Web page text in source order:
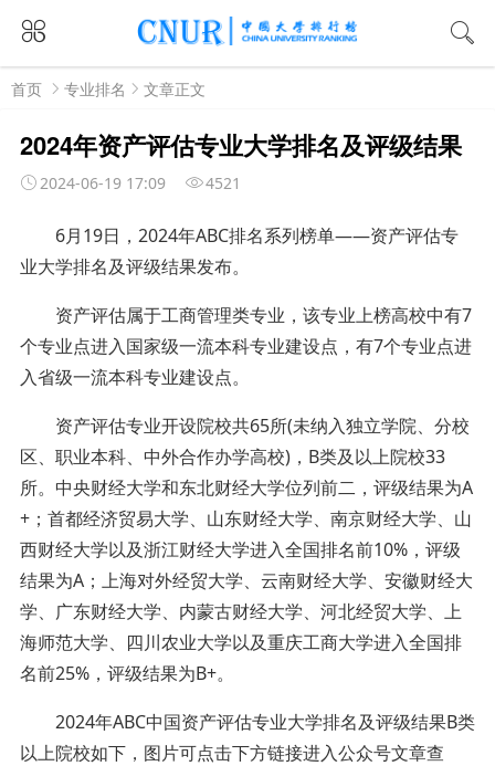
首页 专业排名 文章正文
2024年资产评估专业大学排名及评级结果
2024-06-19 17:09 4521
6月19日，2024年ABC排名系列榜单——资产评估专
业大学排名及评级结果发布。
资产评估属于工商管理类专业，该专业上榜高校中有7
个专业点进入国家级一流本科专业建设点，有7个专业点进
入省级一流本科专业建设点。
资产评估专业开设院校共65所(未纳入独立学院、分校
区、职业本科、中外合作办学高校)，B类及以上院校33
所。中央财经大学和东北财经大学位列前二，评级结果为A
+；首都经济贸易大学、山东财经大学、南京财经大学、山
西财经大学以及浙江财经大学进入全国排名前10%，评级
结果为A；上海对外经贸大学、云南财经大学、安徽财经大
学、广东财经大学、内蒙古财经大学、河北经贸大学、上
海师范大学、四川农业大学以及重庆工商大学进入全国排
名前25%，评级结果为B+。
2024年ABC中国资产评估专业大学排名及评级结果B类
以上院校如下，图片可点击下方链接进入公众号文章查